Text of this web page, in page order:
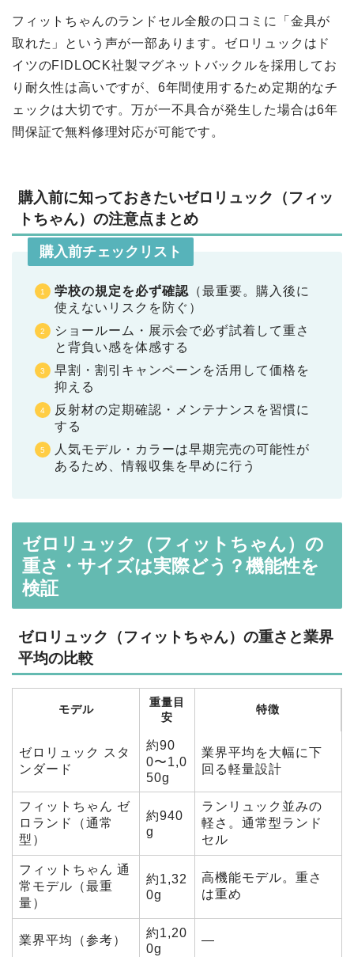
フィットちゃんのランドセル全般の口コミに「金具が
取れた」という声が一部あります。ゼロリュックはド
イツのFIDLOCK社製マグネットバックルを採用してお
り耐久性は高いですが、6年間使用するため定期的なチ
ェックは大切です。万が一不具合が発生した場合は6年
間保証で無料修理対応が可能です。
購入前に知っておきたいゼロリュック（フィッ
トちゃん）の注意点まとめ
購入前チェックリスト
学校の規定を必ず確認 （最重要。購入後に
使えないリスクを防ぐ）
ショールーム・展示会で必ず試着して重さ
と背負い感を体感する
早割・割引キャンペーンを活用して価格を
抑える
反射材の定期確認・メンテナンスを習慣に
する
人気モデル・カラーは早期完売の可能性が
あるため、情報収集を早めに行う
ゼロリュック（フィットちゃん）の
重さ・サイズは実際どう？機能性を
検証
ゼロリュック（フィットちゃん）の重さと業界
平均の比較
モデル
重量目
安
特徴
ゼロリュック スタ
ンダード
約90
0〜1,0
50g
業界平均を大幅に下
回る軽量設計
フィットちゃん ゼ
ロランド（通常
型）
約940
g
ランリュック並みの
軽さ。通常型ランド
セル
フィットちゃん 通
常モデル（最重
量）
約1,32
0g
高機能モデル。重さ
は重め
業界平均（参考）
約1,20
0g
—